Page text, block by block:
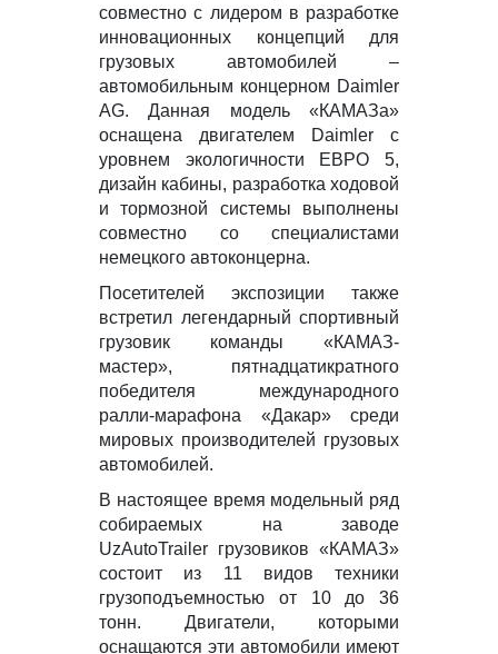
совместно с лидером в разработке
инновационных концепций для
грузовых автомобилей –
автомобильным концерном Daimler
AG. Данная модель «КАМАЗа»
оснащена двигателем Daimler с
уровнем экологичности ЕВРО 5,
дизайн кабины, разработка ходовой
и тормозной системы выполнены
совместно со специалистами
немецкого автоконцерна.
Посетителей экспозиции также
встретил легендарный спортивный
грузовик команды «КАМАЗ-
мастер», пятнадцатикратного
победителя международного
ралли-марафона «Дакар» среди
мировых производителей грузовых
автомобилей.
В настоящее время модельный ряд
собираемых на заводе
UzAutoTrailer грузовиков «КАМАЗ»
состоит из 11 видов техники
грузоподъемностью от 10 до 36
тонн. Двигатели, которыми
оснащаются эти автомобили имеют